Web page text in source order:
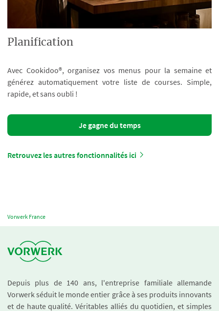
Planification
Avec Cookidoo®, organisez vos menus pour la semaine et
générez automatiquement votre liste de courses. Simple,
rapide, et sans oubli !
Je gagne du temps
Retrouvez les autres fonctionnalités ici
Vorwerk France
Depuis plus de 140 ans, l'entreprise familiale allemande
Vorwerk séduit le monde entier grâce à ses produits innovants
et de haute qualité. Véritables alliés du quotidien, et simples